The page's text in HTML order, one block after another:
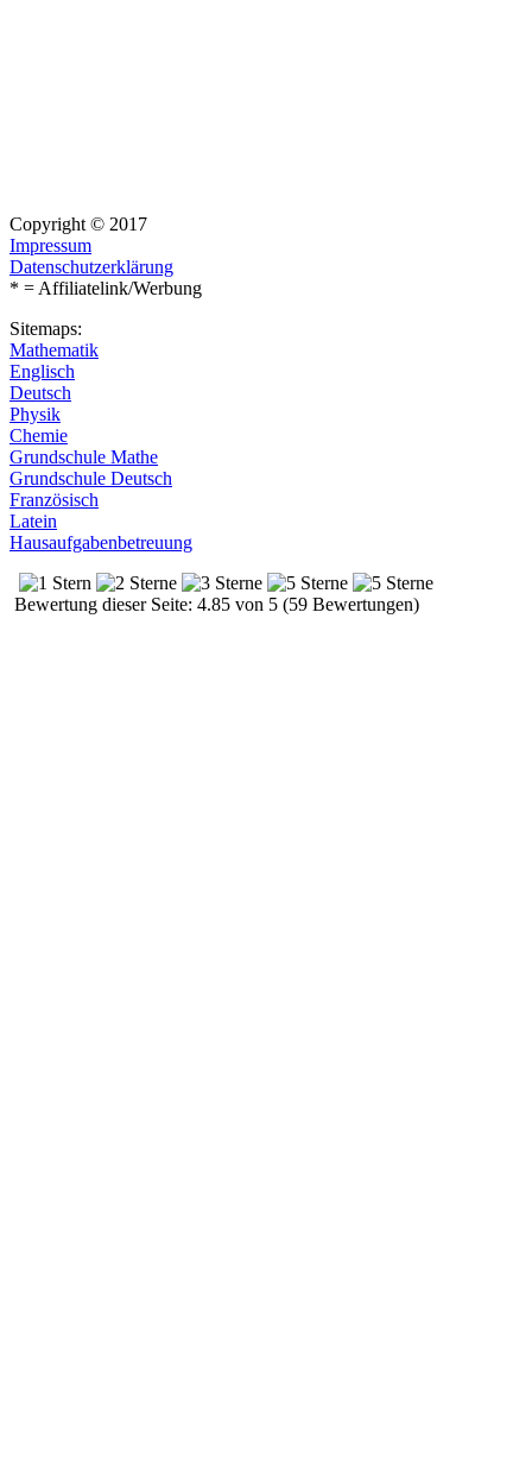
Copyright © 2017
Impressum
Datenschutzerklärung
* = Affiliatelink/Werbung
Sitemaps:
Mathematik
Englisch
Deutsch
Physik
Chemie
Grundschule Mathe
Grundschule Deutsch
Französisch
Latein
Hausaufgabenbetreuung
Bewertung dieser Seite: 4.85 von 5 (59 Bewertungen)